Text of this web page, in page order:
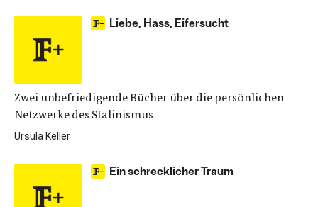
Liebe, Hass, Eifersucht
Zwei unbefriedigende Bücher über die persönlichen
Netzwerke des Stalinismus
Ursula Keller
Ein schrecklicher Traum